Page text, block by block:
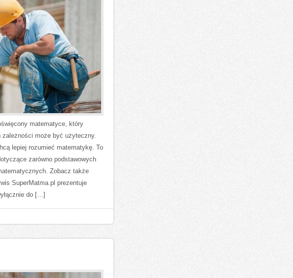
matematyce, który
może być użyteczny.
lepiej rozumieć matematykę. To
zarówno podstawowych
Zobacz także
SuperMatma.pl prezentuje
do […]